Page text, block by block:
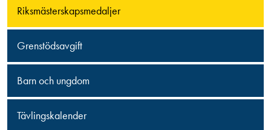
Riksmästerskapsmedaljer
Grenstödsavgift
Barn och ungdom
Tävlingskalender